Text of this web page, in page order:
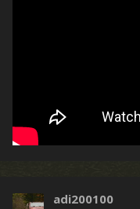
adi200100